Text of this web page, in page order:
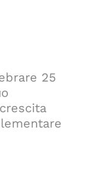
25